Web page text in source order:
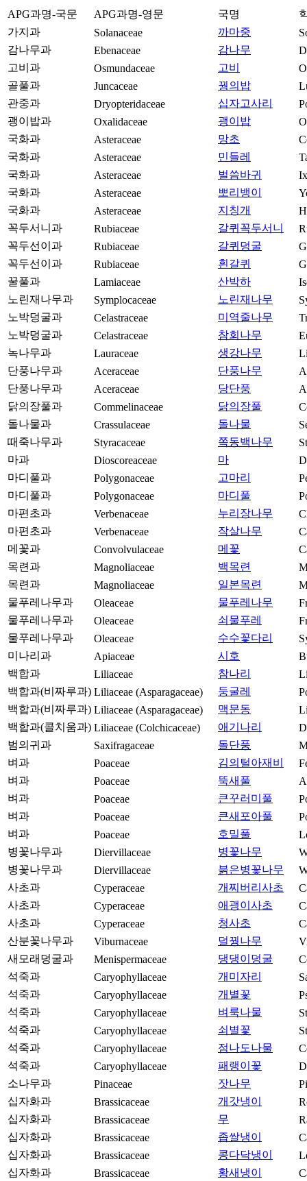
APG과명-국문 APG과명-영문 국명
가지과
Solanaceae 까마중
감나무과
Ebenaceae 감나무
고비과
Osmundaceae 고비
골풀과
Juncaceae 꿩의밥
관중과
Dryopteridaceae 십자고사리
괭이밥과
Oxalidaceae 괭이밥
국화과
Asteraceae 망초
국화과
Asteraceae 민들레
국화과
Asteraceae 벌씀바귀
국화과
Asteraceae 뽀리뱅이
국화과
Asteraceae 지칭개
꼭두서니과
Rubiaceae 갈퀴꼭두서니
꼭두선이과
Rubiaceae 갈퀴덩굴
꼭두선이과
Rubiaceae 흰갈퀴
꿀풀과
Lamiaceae 산박하
노린재나무과
Symplocaceae 노린재나무
노박덩굴과
Celastraceae 미역줄나무
노박덩굴과
Celastraceae 참회나무
녹나무과
Lauraceae 생강나무
단풍나무과
Aceraceae 단풍나무
단풍나무과
Aceraceae 당단풍
닭의장풀과
Commelinaceae 닭의장풀
돌나물과
Crassulaceae 돌나물
때죽나무과
Styracaceae 쪽동백나무
마과
Dioscoreaceae 마
마디풀과
Polygonaceae 고마리
마디풀과
Polygonaceae 마디풀
마편초과
Verbenaceae 누리장나무
마편초과
Verbenaceae 작살나무
메꽃과
Convolvulaceae 메꽃
목련과
Magnoliaceae 백목련
목련과
Magnoliaceae 일본목련
물푸레나무과
Oleaceae 물푸레나무
물푸레나무과
Oleaceae 쇠물푸레
물푸레나무과
Oleaceae 수수꽃다리
미나리과
Apiaceae 시호
백합과
Liliaceae 참나리
백합과(비짜루과) Liliaceae (Asparagaceae) 둥굴레
백합과(비짜루과) Liliaceae (Asparagaceae) 맥문동
백합과(콜치움과) Liliaceae (Colchicaceae) 애기나리
범의귀과
Saxifragaceae 돌단풍
벼과
Poaceae 김의털아재비
벼과
Poaceae 뚝새풀
벼과
Poaceae 큰꾸러미풀
벼과
Poaceae 큰새포아풀
벼과
Poaceae 호밀풀
병꽃나무과
Diervillaceae 병꽃나무
병꽃나무과
Diervillaceae 붉은병꽃나무
사초과
Cyperaceae 개찌버리사초
사초과
Cyperaceae 애괭이사초
사초과
Cyperaceae 청사초
산분꽃나무과
Viburnaceae 덜꿩나무
새모래덩굴과
Menispermaceae 댕댕이덩굴
석죽과
Caryophyllaceae 개미자리
석죽과
Caryophyllaceae 개별꽃
석죽과
Caryophyllaceae 벼룩나물
석죽과
Caryophyllaceae 쇠별꽃
석죽과
Caryophyllaceae 점나도나물
석죽과
Caryophyllaceae 패랭이꽃
소나무과
Pinaceae 잣나무
십자화과
Brassicaceae 개갓냉이
십자화과
Brassicaceae 무
십자화과
Brassicaceae 좁쌀냉이
십자화과
Brassicaceae 콩다닥냉이
십자화과
Brassicaceae 황새냉이